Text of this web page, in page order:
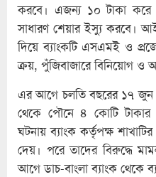
করবে। এজন্য ১০ টাকা
সাধারণ শেয়ার ইস্যু করবে।
দিয়ে ব্যাংকটি এসএমই ও
ক্রয়, পুঁজিবাজারে বিনিয়োগ ও
এর আগে চলতি বছরের ১৭ জুন
থেকে পৌনে ৪ কোটি
ঘটনায় ব্যাংক কর্তৃপক্ষ
দেয়। পরে তাদের বিরুদ্ধে
আগে ডাচ-বাংলা ব্যাংক থেকে